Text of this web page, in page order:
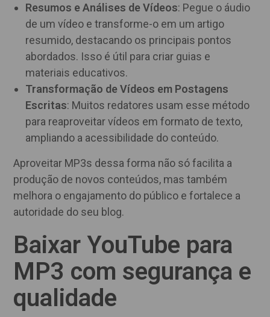
Resumos e Análises de Vídeos: Pegue o áudio
de um vídeo e transforme-o em um artigo
resumido, destacando os principais pontos
abordados. Isso é útil para criar guias e
materiais educativos.
Transformação de Vídeos em Postagens
Escritas: Muitos redatores usam esse método
para reaproveitar vídeos em formato de texto,
ampliando a acessibilidade do conteúdo.
Aproveitar MP3s dessa forma não só facilita a
produção de novos conteúdos, mas também
melhora o engajamento do público e fortalece a
autoridade do seu blog.
Baixar YouTube para
MP3 com segurança e
qualidade